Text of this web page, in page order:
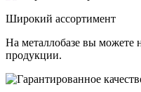
Широкий ассортимент
На металлобазе вы можете
продукции.